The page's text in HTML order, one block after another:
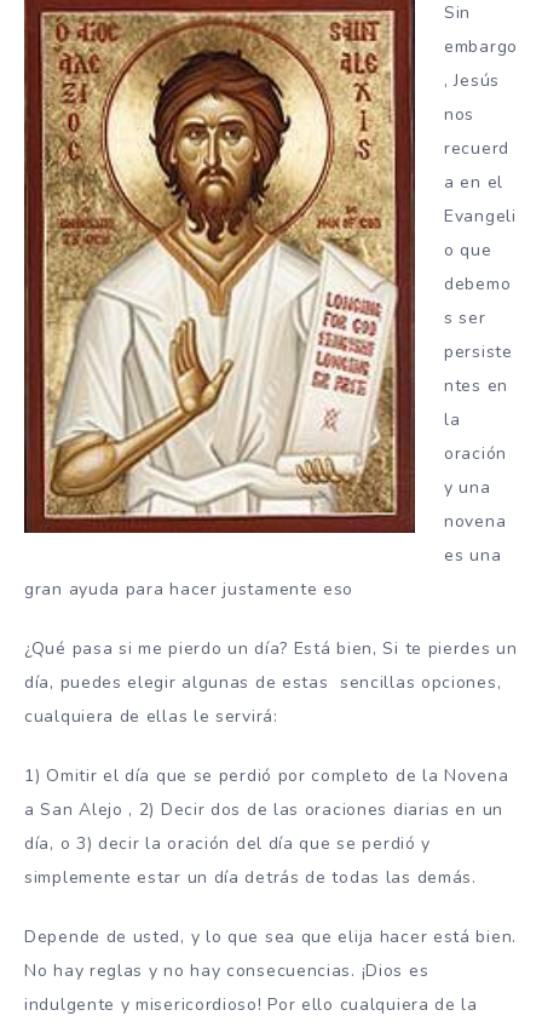
Sin
embargo
, Jesús
nos
recuerd
a en el
Evangeli
o que
debemo
s ser
persiste
ntes en
la
oración
y una
novena
es una
gran ayuda para hacer justamente eso
¿Qué pasa si me pierdo un día? Está bien, Si te pierdes un
día, puedes elegir algunas de estas sencillas opciones,
cualquiera de ellas le servirá:
1) Omitir el día que se perdió por completo de la Novena
a San Alejo , 2) Decir dos de las oraciones diarias en un
día, o 3) decir la oración del día que se perdió y
simplemente estar un día detrás de todas las demás.
Depende de usted, y lo que sea que elija hacer está bien.
No hay reglas y no hay consecuencias. ¡Dios es
indulgente y misericordioso! Por ello cualquiera de la